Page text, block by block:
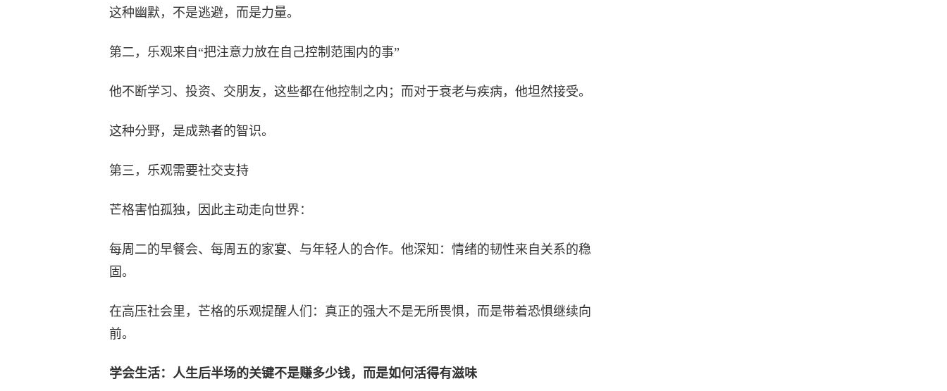
这种幽默，不是逃避，而是力量。
第二，乐观来自“把注意力放在自己控制范围内的事”
他不断学习、投资、交朋友，这些都在他控制之内；而对于衰老与疾病，他坦然接受。
这种分野，是成熟者的智识。
第三，乐观需要社交支持
芒格害怕孤独，因此主动走向世界：
每周二的早餐会、每周五的家宴、与年轻人的合作。他深知：情绪的韧性来自关系的稳
固。
在高压社会里，芒格的乐观提醒人们：真正的强大不是无所畏惧，而是带着恐惧继续向
前。
学会生活：人生后半场的关键不是赚多少钱，而是如何活得有滋味